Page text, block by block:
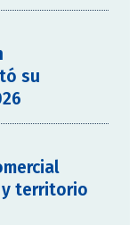
su
y territorio